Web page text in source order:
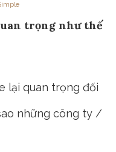
trọng như thế
lại quan trọng đối
những công ty /